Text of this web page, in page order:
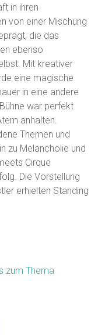
in ihren
von einer Mischung
die das
ebenso
Mit kreativer
eine magische
in eine andere
war perfekt
anhalten.
Themen und
zu Melancholie und
Cirque
Die Vorstellung
erhielten Standing
zum Thema